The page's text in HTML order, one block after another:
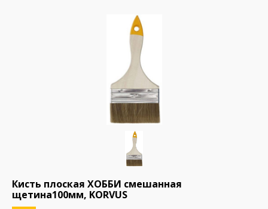
Кисть плоская ХОББИ смешанная
щетина100мм, KORVUS